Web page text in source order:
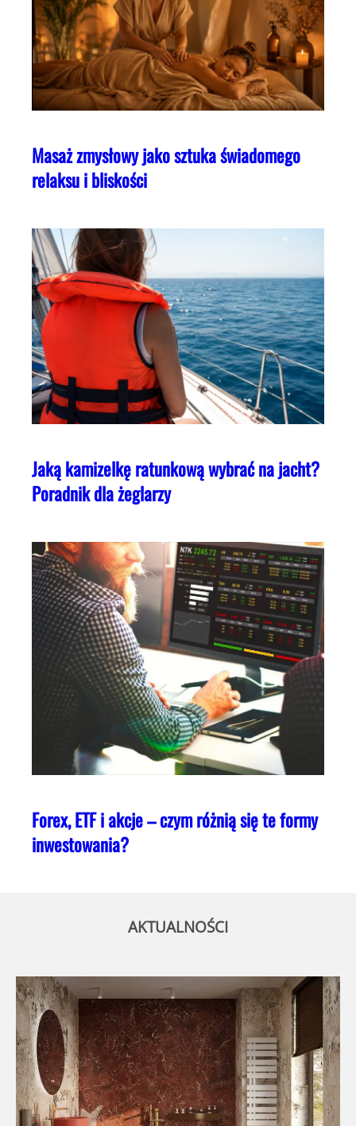
Masaż zmysłowy jako sztuka świadomego
relaksu i bliskości
Jaką kamizelkę ratunkową wybrać na jacht?
Poradnik dla żeglarzy
Forex, ETF i akcje – czym różnią się te formy
inwestowania?
AKTUALNOŚCI